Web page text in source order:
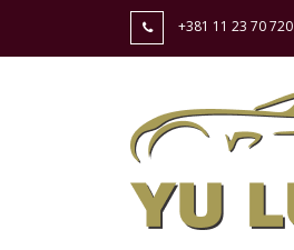
+381 11 23 70 720